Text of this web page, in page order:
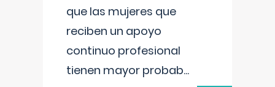
que las mujeres que
reciben un apoyo
continuo profesional
tienen mayor probab...